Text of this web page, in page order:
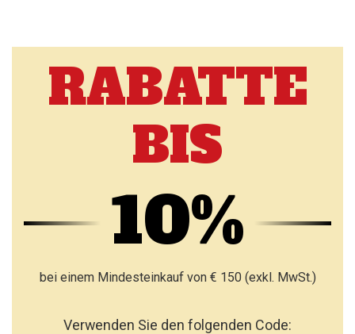
RABATTE
BIS
10%
bei einem Mindesteinkauf von € 150 (exkl. MwSt.)
Verwenden Sie den folgenden Code: